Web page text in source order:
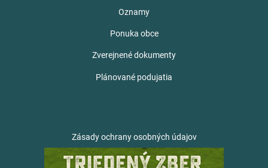
Oznamy
Ponuka obce
Zverejnené dokumenty
Plánované podujatia
Zásady ochrany osobných údajov